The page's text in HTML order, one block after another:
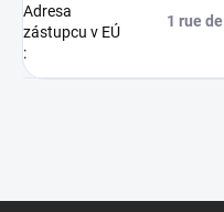
Adresa
zástupcu v EÚ
:
1 rue